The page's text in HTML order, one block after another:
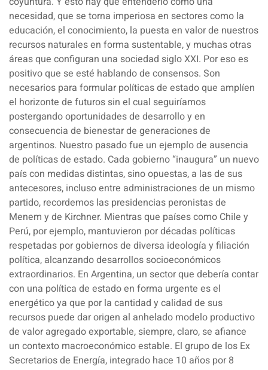
necesidad, que se torna imperiosa en sectores como la
educación, el conocimiento, la puesta en valor de nuestros
recursos naturales en forma sustentable, y muchas otras
áreas que configuran una sociedad siglo XXI. Por eso es
positivo que se esté hablando de consensos. Son
necesarios para formular políticas de estado que amplíen
el horizonte de futuros sin el cual seguiríamos
postergando oportunidades de desarrollo y en
consecuencia de bienestar de generaciones de
argentinos. Nuestro pasado fue un ejemplo de ausencia
de políticas de estado. Cada gobierno “inaugura” un nuevo
país con medidas distintas, sino opuestas, a las de sus
antecesores, incluso entre administraciones de un mismo
partido, recordemos las presidencias peronistas de
Menem y de Kirchner. Mientras que países como Chile y
Perú, por ejemplo, mantuvieron por décadas políticas
respetadas por gobiernos de diversa ideología y filiación
política, alcanzando desarrollos socioeconómicos
extraordinarios. En Argentina, un sector que debería contar
con una política de estado en forma urgente es el
energético ya que por la cantidad y calidad de sus
recursos puede dar origen al anhelado modelo productivo
de valor agregado exportable, siempre, claro, se afiance
un contexto macroeconómico estable. El grupo de los Ex
Secretarios de Energía, integrado hace 10 años por 8